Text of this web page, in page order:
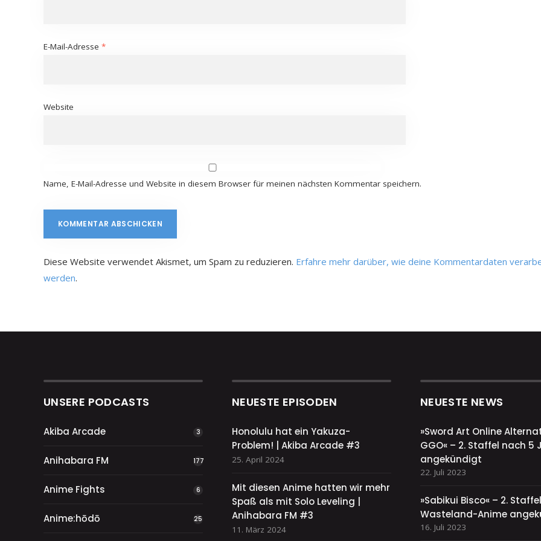
E-Mail-Adresse *
Website
Name, E-Mail-Adresse und Website in diesem Browser für meinen nächsten Kommentar speichern.
Diese Website verwendet Akismet, um Spam zu reduzieren. Erfahre mehr darüber, wie deine Kommentardaten
werden.
UNSERE PODCASTS
Akiba Arcade 3
Anihabara FM 177
Anime Fights 6
Anime:hōdō 25
NEUESTE EPISODEN
Honolulu hat ein Yakuza-
Problem! | Akiba Arcade #3
25. April 2024
Mit diesen Anime hatten wir mehr
Spaß als mit Solo Leveling |
Anihabara FM #3
11. März 2024
NEUESTE NEWS
»Sword Art Online
GGO« – 2. Staffel nach 5
angekündigt
22. Juli 2023
»Sabikui Bisco« – 2.
Wasteland-Anime
16. Juli 2023